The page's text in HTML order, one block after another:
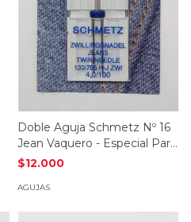
Doble Aguja Schmetz Nº 16
Jean Vaquero - Especial Para
Janome
$12.000
AGUJAS